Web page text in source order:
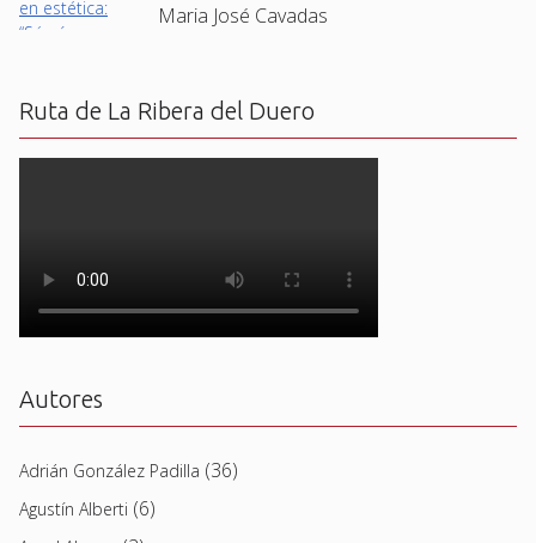
Maria José Cavadas
Ruta de La Ribera del Duero
Autores
Adrián González Padilla (36)
Agustín Alberti (6)